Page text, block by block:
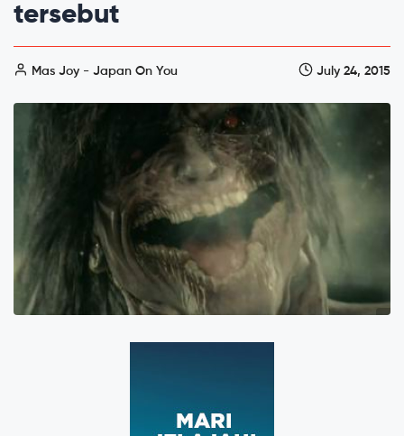
tersebut
Mas Joy - Japan On You July 24, 2015